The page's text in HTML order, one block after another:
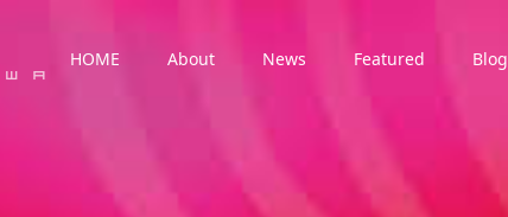
HOME About News Featured Blog